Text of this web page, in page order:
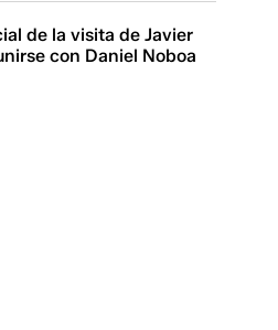
de la visita de Javier
con Daniel Noboa